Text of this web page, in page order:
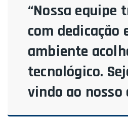
“Nossa equipe
com dedicação
ambiente
tecnológico.
vindo ao nosso